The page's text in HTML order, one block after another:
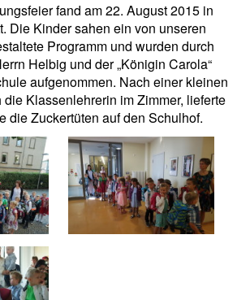
fand am 22. August 2015 in
Die Kinder sahen ein von unseren
Programm und wurden durch
Helbig und der „Königin Carola“
aufgenommen. Nach einer kleinen
Klassenlehrerin im Zimmer, lieferte
die Zuckertüten auf den Schulhof.